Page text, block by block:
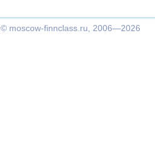
© moscow-finnclass.ru, 2006—2026